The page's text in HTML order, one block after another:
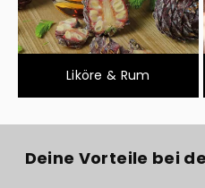
Liköre & Rum
Deine Vorteile bei